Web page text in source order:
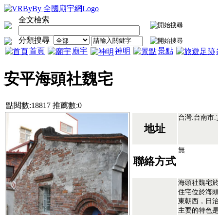
全文檢索
分類搜尋
首頁
廟宇 神明 景點
安平海頭社魏宅
點閱數:18817 推薦數:0
地址
台灣.台南市.
聯絡方式
無
海頭社魏宅
住宅位於海
東朝西，日
主要的特色